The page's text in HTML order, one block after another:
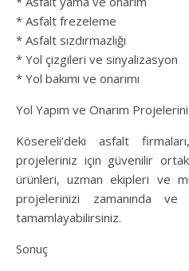
* Asfalt frezeleme
* Asfalt sızdırmazlığı
* Yol çizgileri ve sinyalizasyon
* Yol bakımı ve onarımı
Yol Yapım ve Onarım
Kösereli’deki asfalt
projeleriniz için güvenilir
ürünleri, uzman ekipleri ve
projelerinizi zamanında
tamamlayabilirsiniz.
Sonuç